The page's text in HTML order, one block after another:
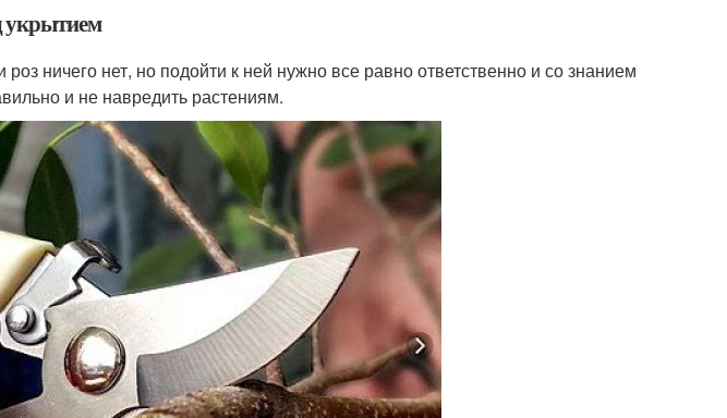
укрытием
ничего нет, но подойти к ней нужно все равно ответственно и со знанием
и не навредить растениям.